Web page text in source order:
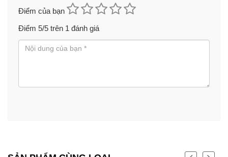
Điểm của bạn
Điểm 5/5 trên 1 đánh giá